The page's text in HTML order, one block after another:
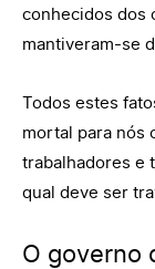
conhecidos dos
mantiveram-se
Todos estes
mortal para nós
trabalhadores e
qual deve ser
O governo